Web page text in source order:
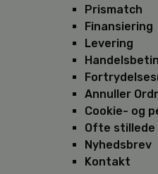
Prismatch
Finansiering
Levering
Annuller
Cookie- og
Ofte stillede
Nyhedsbrev
Kontakt